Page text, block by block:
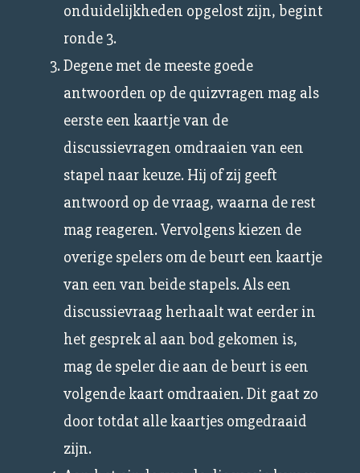
onduidelijkheden opgelost zijn, begint
ronde 3.
Degene met de meeste goede
antwoorden op de quizvragen mag als
eerste een kaartje van de
discussievragen omdraaien van een
stapel naar keuze. Hij of zij geeft
antwoord op de vraag, waarna de rest
mag reageren. Vervolgens kiezen de
overige spelers om de beurt een kaartje
van een van beide stapels. Als een
discussievraag herhaalt wat eerder in
het gesprek al aan bod gekomen is,
mag de speler die aan de beurt is een
volgende kaart omdraaien. Dit gaat zo
door totdat alle kaartjes omgedraaid
zijn.